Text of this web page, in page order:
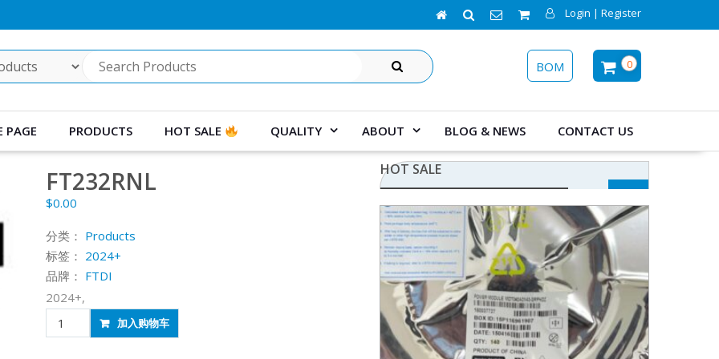
Login | Register
SEARCH
0
BOM
PAGE PRODUCTS HOT SALE QUALITY ABOUT BLOG & NEWS CONTACT US
FT232RNL
$0.00
分类： Products
标签： 2024+
品牌： FTDI
2024+,
FT232RNL
数
加入购物车
HOT SALE